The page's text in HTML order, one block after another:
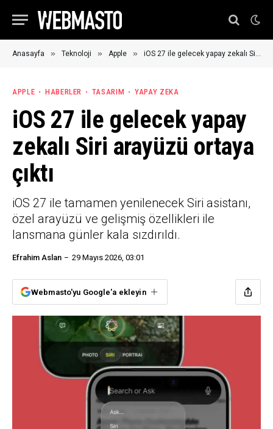
Anasayfa » Teknoloji » Apple » iOS 27 ile gelecek yapay zekalı Siri arayüzü ortaya çıktı
APPLE HABERLER TASARIM YAPAY ZEKA
iOS 27 ile gelecek yapay
zekalı Siri arayüzü ortaya
çıktı
iOS 27 ile tamamen yenilenecek Siri asistanı,
özel arayüzü ve gelişmiş özellikleri ile
lansmana günler kala sızdırıldı.
Efrahim Aslan 29 Mayıs 2026, 03:01
Webmasto'yu Google'a ekleyin